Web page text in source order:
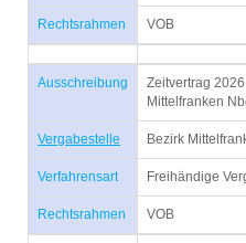
Rechtsrahmen VOB
Ausschreibung
Zeitvertrag
Mittelfranken
Vergabestelle Bezirk
Verfahrensart Freihändige
Rechtsrahmen VOB